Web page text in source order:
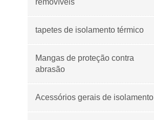
tapetes de isolamento térmico
Mangas de proteção contra
abrasão
Acessórios gerais de isolamento